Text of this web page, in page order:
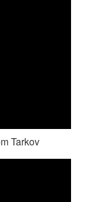
Tarkov